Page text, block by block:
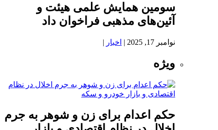
سومین همایش علمی هیئت و
آئین‌های مذهبی فراخوان داد
نوامبر 17, 2025 | اخبار |
ویژه
حکم اعدام برای زن و شوهر به جرم